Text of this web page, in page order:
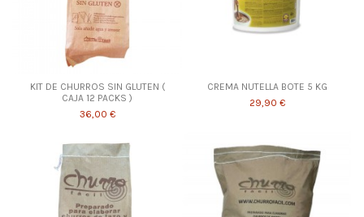
KIT DE CHURROS SIN GLUTEN (
CAJA 12 PACKS )
36,00 €
CREMA NUTELLA BOTE 5 KG
29,90 €